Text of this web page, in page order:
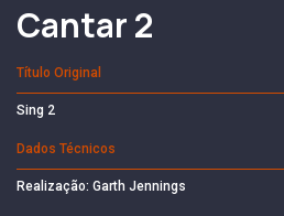
Cantar 2
Título Original
Sing 2
Dados Técnicos
Realização: Garth Jennings